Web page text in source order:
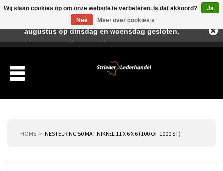
HOME NESTELRING 50 MAT NIKKEL 11 X 6 X 6 (100 OF 1000 ST)
Wij slaan cookies op om onze website te verbeteren. Is dat akkoord?
Ja
Nee
Meer over cookies »
Beste klant, I.v.m. de vakantieperiode zijn wij in juli en
augustus op dinsdag en woensdag gesloten.